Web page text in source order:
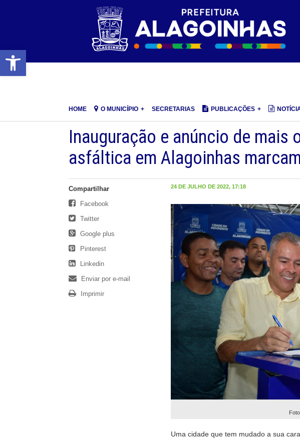
Barra de Ferramentas Aberta
HOME O MUNICÍPIO SECRETARIAS PUBLICAÇÕES
Inauguração e anúncio de mais
asfáltica em Alagoinhas
24 DE JULHO DE 2022, 17:18
Uma cidade que tem mudado a sua
Compartilhar
Facebook
Twitter
Google plus
Pinterest
Linkedin
Enviar por e-mail
Imprimir